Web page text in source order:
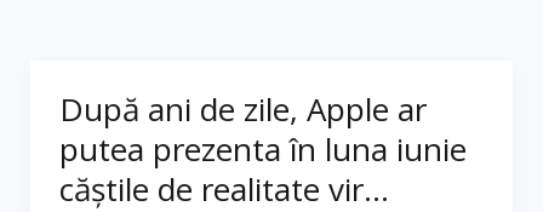
După ani de zile, Apple ar
putea prezenta în luna iunie
căștile de realitate vir...